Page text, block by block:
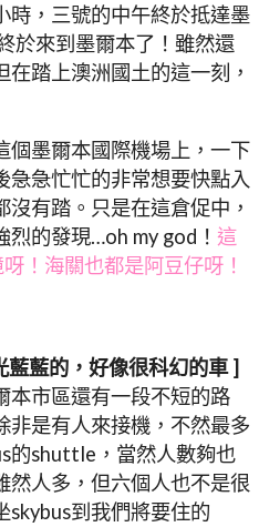
時，三號的中午終於抵達墨
於來到墨爾本了！雖然還
踏上澳洲國土的這一刻，
個墨爾本國際機場上，一下
急急忙忙的非常想要快點入
有踏。只是在這倉促中，
的發現…oh my god！ 這
！海關也都是阿豆仔呀！
藍的，好像很科幻的車 ]
本市區還有一段不短的路
非是有人來接機，不然最多
的shuttle，當然人數夠也
然人多，但六個人也不是很
skybus到我們將要住的